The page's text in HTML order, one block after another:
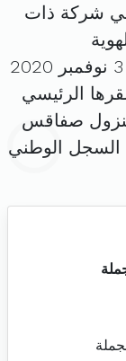
هي شركة ذات
. تم تأسيسها في 3 نوفمبر 2020
الرئيسي
كم 4 زنقة القنزول صفاقس
الوطني